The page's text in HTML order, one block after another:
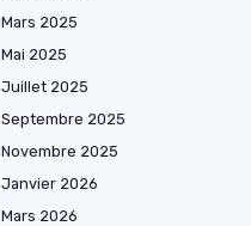
Mars 2025
Mai 2025
Juillet 2025
Septembre 2025
Novembre 2025
Janvier 2026
Mars 2026